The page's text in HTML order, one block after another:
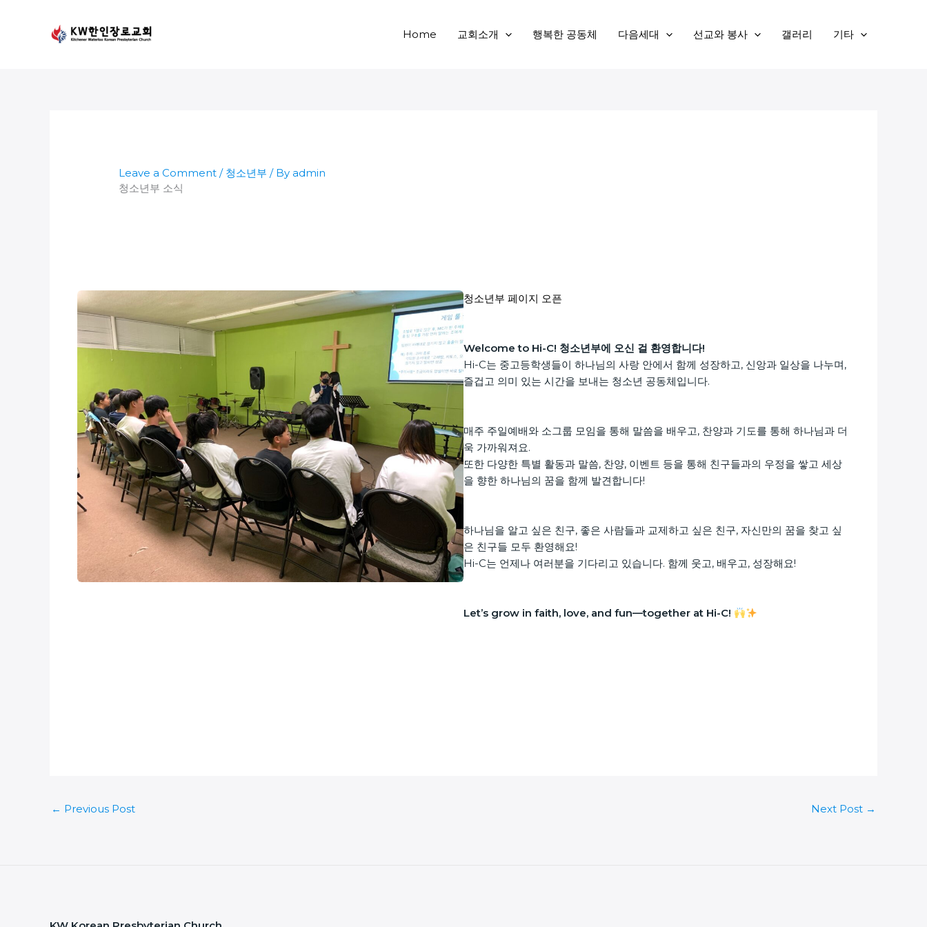
Home 교회소개 행복한 공동체 다음세대 선교와 봉사 갤러리 기타
Leave a Comment / 청소년부 / Byadmin
청소년부 소식
청소년부 페이지 오픈
Welcome to Hi-C! 청소년부에 오신 걸 환영합니다!
Hi-C는 중고등학생들이 하나님의 사랑 안에서 함께 성장하고, 신앙과 일상을 나누며,
즐겁고 의미 있는 시간을 보내는 청소년 공동체입니다.
매주 주일예배와 소그룹 모임을 통해 말씀을 배우고, 찬양과 기도를 통해 하나님과 더
욱 가까워져요.
또한 다양한 특별 활동과 말씀, 찬양, 이벤트 등을 통해 친구들과의 우정을 쌓고 세상
을 향한 하나님의 꿈을 함께 발견합니다!
하나님을 알고 싶은 친구, 좋은 사람들과 교제하고 싶은 친구, 자신만의 꿈을 찾고 싶
은 친구들 모두 환영해요!
Hi-C는 언제나 여러분을 기다리고 있습니다. 함께 웃고, 배우고, 성장해요!
Let’s grow in faith, love, and fun—together at Hi-C!
← Previous Post Next Post →